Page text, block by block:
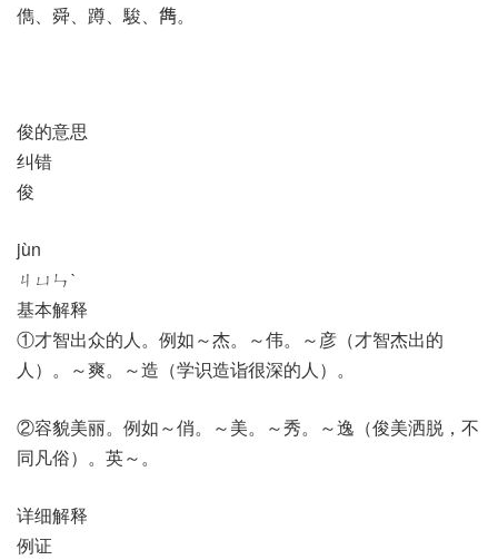
儁、舜、蹲、駿、𨶊。
俊的意思
纠错
俊
jùn
ㄐㄩㄣˋ
基本解释
①才智出众的人。例如～杰。～伟。～彦（才智杰出的
人）。～爽。～造（学识造诣很深的人）。
②容貌美丽。例如～俏。～美。～秀。～逸（俊美洒脱，不
同凡俗）。英～。
详细解释
例证